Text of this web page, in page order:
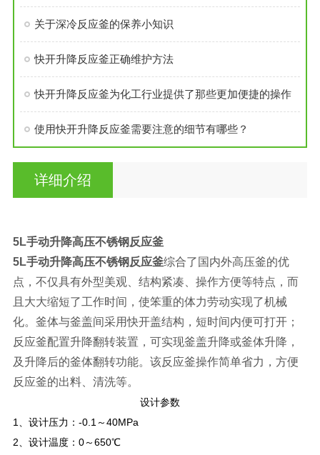
关于深冷反应釜的保养小知识
快开升降反应釜正确维护方法
快开升降反应釜为化工行业提供了那些更加便捷的操作
使用快开升降反应釜需要注意的细节有哪些？
详细介绍
5L手动升降高压不锈钢反应釜
5L手动升降高压不锈钢反应釜综合了国内外高压釜的优
点，不仅具有外型美观、结构紧凑、操作方便等特点，而
且大大缩短了工作时间，使笨重的体力劳动实现了机械
化。釜体与釜盖间采用快开盖结构，短时间内便可打开；
反应釜配置升降翻转装置，可实现釜盖升降或釜体升降，
及升降后的釜体翻转功能。该反应釜操作简单省力，方便
反应釜的出料、清洗等。
设计参数
1
、设计压力：-0.1～40MPa
2 、设计温度：0～650℃